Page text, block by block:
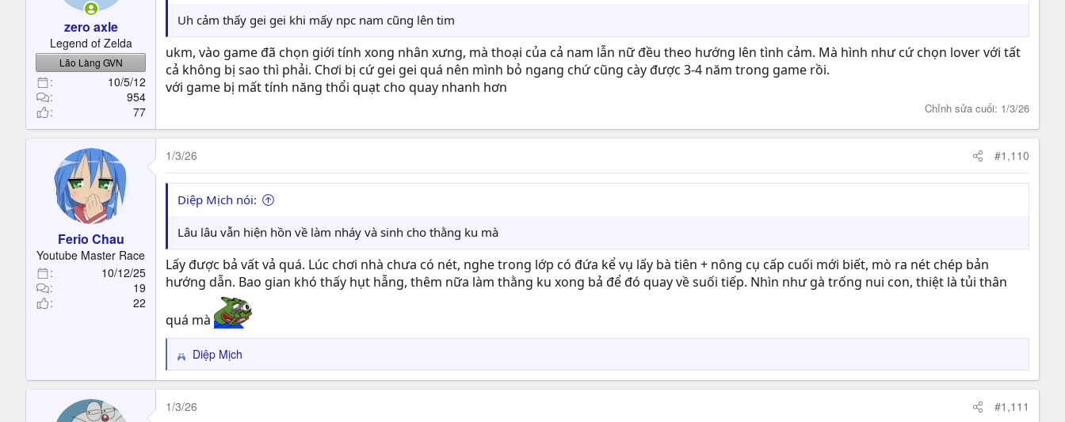
s
zero axle
Legend of Zelda
Lão Làng GVN
10/5/12
954
77
Uh cảm thấy gei gei khi mấy npc nam cũng lên tim
ukm, vào game đã chọn giới tính xong nhân xưng, mà thoại của cả nam lẫn nữ đều theo hướng lên tình cảm. Mà hình như cứ chọn lover với tất
cả không bị sao thì phải. Chơi bị cứ gei gei quá nên mình bỏ ngang chứ cũng cày được 3-4 năm trong game rồi.
với game bị mất tính năng thổi quạt cho quay nhanh hơn
Chỉnh sửa cuối: 1/3/26
Ferio Chau
Youtube Master Race
10/12/25
19
22
1/3/26 #1,110
Diệp Mịch nói:
Lâu lâu vẫn hiện hồn về làm nháy và sinh cho thằng ku mà
Lấy được bả vất vả quá. Lúc chơi nhà chưa có nét, nghe trong lớp có đứa kể vụ lấy bà tiên + nông cụ cấp cuối mới biết, mò ra nét chép bản
hướng dẫn. Bao gian khó thấy hụt hẫng, thêm nữa làm thằng ku xong bả để đó quay về suối tiếp. Nhìn như gà trống nui con, thiệt là tủi thân
quá mà
R
e
a
c
Diệp Mịch
1/3/26 #1,111